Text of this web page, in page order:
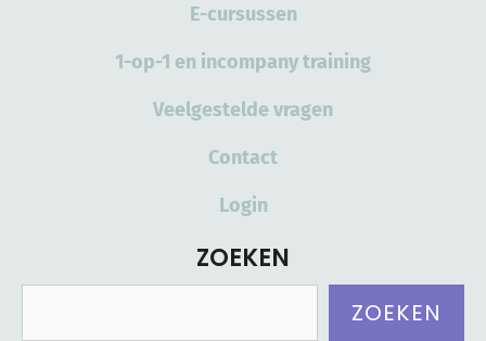
E-cursussen
1-op-1 en incompany training
Veelgestelde vragen
Contact
Login
ZOEKEN
ZOEKEN